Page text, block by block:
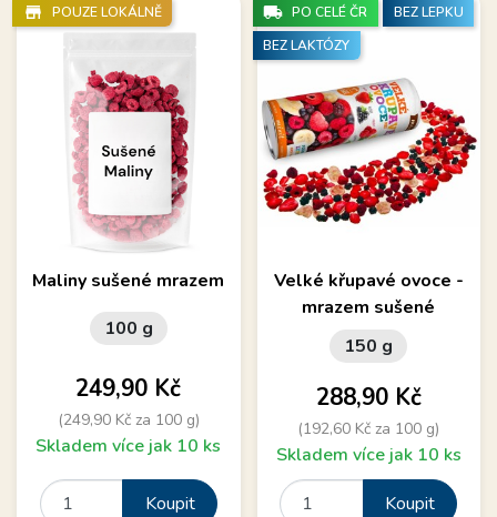
Maliny sušené mrazem
100 g
Cena
249,90 Kč
(249,90 Kč za 100 g)
Skladem více jak 10 ks
Koupit
store_mall_directory POUZE LOKÁLNĚ
Velké křupavé ovoce -
mrazem sušené
150 g
Cena
288,90 Kč
(192,60 Kč za 100 g)
Skladem více jak 10 ks
Koupit
local_shipping PO CELÉ ČR
BEZ LEPKU
BEZ LAKTÓZY